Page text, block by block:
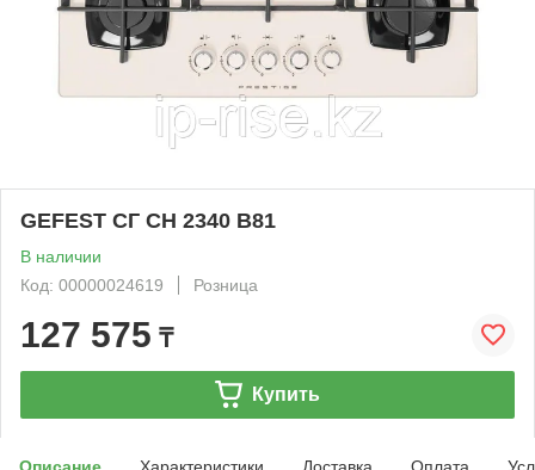
GEFEST СГ СН 2340 B81
В наличии
Код: 00000024619
Розница
127 575 ₸
Купить
Описание Характеристики Доставка Оплата